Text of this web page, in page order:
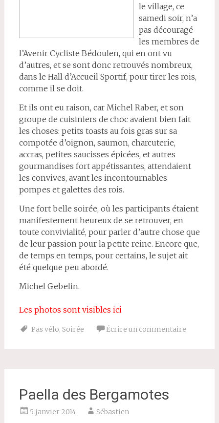
le village, ce
samedi soir, n’a
pas découragé
les membres de
l’Avenir Cycliste Bédoulen, qui en ont vu
d’autres, et se sont donc retrouvés nombreux,
dans le Hall d’Accueil Sportif, pour tirer les rois,
comme il se doit.
Et ils ont eu raison, car Michel Raber, et son
groupe de cuisiniers de choc avaient bien fait
les choses: petits toasts au fois gras sur sa
compotée d’oignon, saumon, charcuterie,
accras, petites saucisses épicées, et autres
gourmandises fort appétissantes, attendaient
les convives, avant les incontournables
pompes et galettes des rois.
Une fort belle soirée, où les participants étaient
manifestement heureux de se retrouver, en
toute convivialité, pour parler d’autre chose que
de leur passion pour la petite reine. Encore que,
de temps en temps, pour certains, le sujet ait
été quelque peu abordé.
Michel Gebelin.
Les photos sont visibles ici
Pas vélo, Soirée Écrire un commentaire
Paella des Bergamotes
5 janvier 2014 Sébastien